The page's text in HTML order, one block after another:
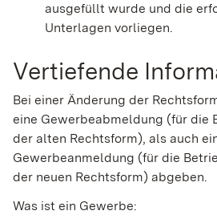
ausgefüllt wurde und die
Unterlagen vorliegen.
Vertiefende
Bei einer Änderung der
eine Gewerbeabmeldung (für die
der alten Rechtsform), als auch
Gewerbeanmeldung (für die
der neuen Rechtsform) abgeben.
Was ist ein Gewerbe: